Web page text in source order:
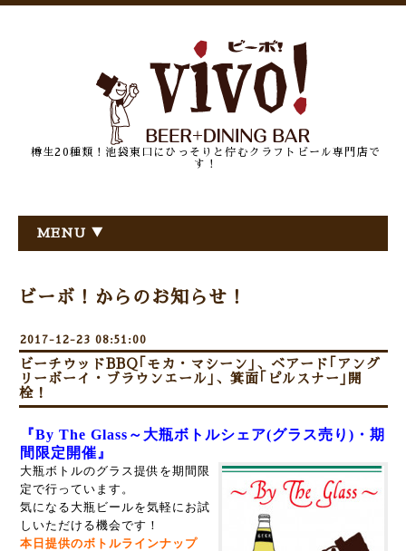
樽生20種類！池袋東口にひっそりと佇むクラフトビール専門店で
す！
MENU ▼
ビーボ！からのお知らせ！
2017-12-23 08:51:00
ビーチウッドBBQ｢モカ・マシーン｣、ベアード｢アング
リーボーイ・ブラウンエール｣、箕面｢ピルスナー｣開
栓！
『By The Glass～大瓶ボトルシェア(グラス売り)・期
間限定開催』
大瓶ボトルのグラス提供を期間限
定で行っています。
気になる大瓶ビールを気軽にお試
しいただける機会です！
本日提供のボトルラインナップ